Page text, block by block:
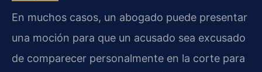
En muchos casos, un abogado puede presentar
una moción para que un acusado sea excusado
de comparecer personalmente en la corte para